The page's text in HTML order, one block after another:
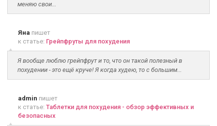
меняю свои...
Яна пишет
к статье: Грейпфруты для похудения
Я вообще люблю грейпфрут и то, что он такой полезный в
похудении - это ещё круче! Я когда худею, то с большим...
admin пишет
к статье: Таблетки для похудения - обзор эффективных и
безопасных